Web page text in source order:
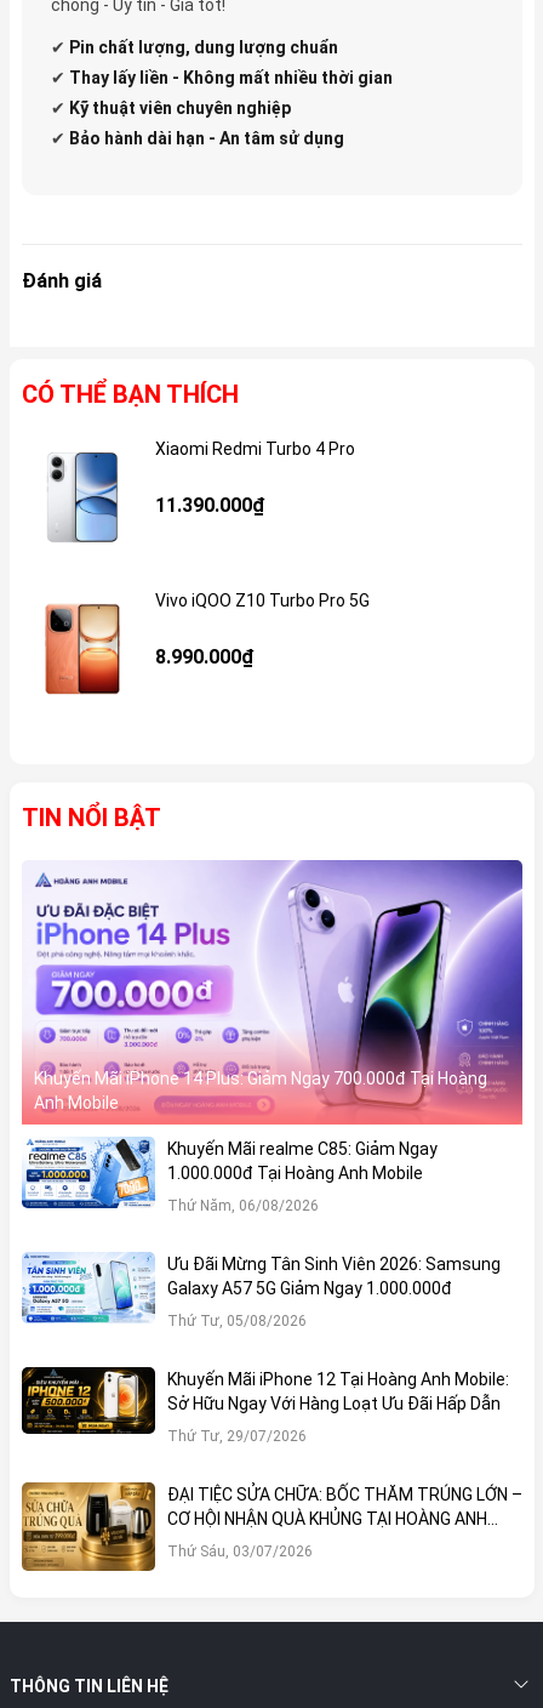
chóng - Uy tín - Giá tốt!
✔ Pin chất lượng, dung lượng chuẩn
✔ Thay lấy liền - Không mất nhiều thời gian
✔ Kỹ thuật viên chuyên nghiệp
✔ Bảo hành dài hạn - An tâm sử dụng
Đánh giá
CÓ THỂ BẠN THÍCH
Xiaomi Redmi Turbo 4 Pro
11.390.000₫
Vivo iQOO Z10 Turbo Pro 5G
8.990.000₫
TIN NỔI BẬT
Khuyến Mãi iPhone 14 Plus: Giảm Ngay 700.000đ Tại Hoàng
Anh Mobile
Khuyến Mãi realme C85: Giảm Ngay
1.000.000đ Tại Hoàng Anh Mobile
Thứ Năm, 06/08/2026
Ưu Đãi Mừng Tân Sinh Viên 2026: Samsung
Galaxy A57 5G Giảm Ngay 1.000.000đ
Thứ Tư, 05/08/2026
Khuyến Mãi iPhone 12 Tại Hoàng Anh Mobile:
Sở Hữu Ngay Với Hàng Loạt Ưu Đãi Hấp Dẫn
Thứ Tư, 29/07/2026
ĐẠI TIỆC SỬA CHỮA: BỐC THĂM TRÚNG LỚN –
CƠ HỘI NHẬN QUÀ KHỦNG TẠI HOÀNG ANH
MOBILE
Thứ Sáu, 03/07/2026
THÔNG TIN LIÊN HỆ